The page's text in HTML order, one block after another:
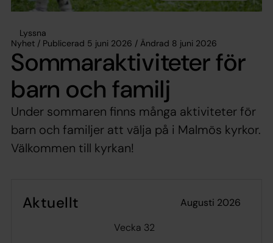
Lyssna
Nyhet / Publicerad 5 juni 2026 / Ändrad 8 juni 2026
Sommaraktiviteter för
barn och familj
Under sommaren finns många aktiviteter för
barn och familjer att välja på i Malmös kyrkor.
Välkommen till kyrkan!
Aktuellt
augusti 2026
Vecka 32